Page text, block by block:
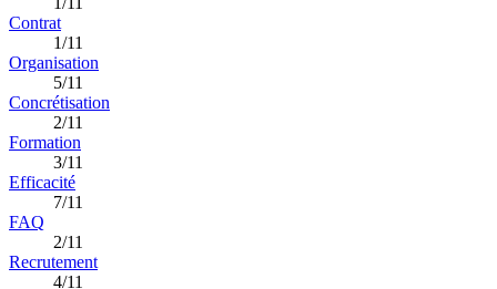
Contrat
1/11
Organisation
5/11
Concrétisation
2/11
Formation
3/11
Efficacité
7/11
FAQ
2/11
Recrutement
4/11